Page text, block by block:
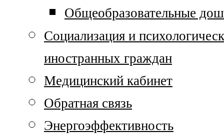
Общеобразовательные
Социализация и
иностранных граждан
Медицинский кабинет
Обратная связь
Энергоэффективность